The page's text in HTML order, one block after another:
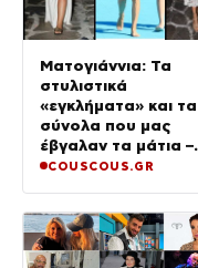
Ματογιάννια: Τα
στυλιστικά
«εγκλήματα» και τα
σύνολα που μας
έβγαλαν τα μάτια –
Μόνο τρεις πήραν 10
COUSCOUS.GR